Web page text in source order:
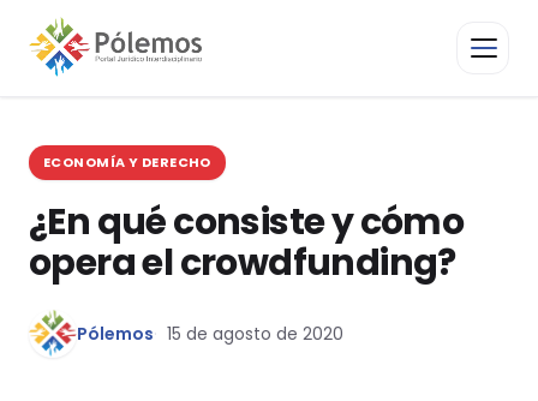
ECONOMÍA Y DERECHO
¿En qué consiste y cómo
opera el crowdfunding?
Pólemos 15 de agosto de 2020